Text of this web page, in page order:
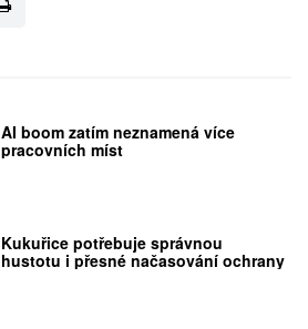
AI boom zatím neznamená více
pracovních míst
Kukuřice potřebuje správnou
hustotu i přesné načasování ochrany